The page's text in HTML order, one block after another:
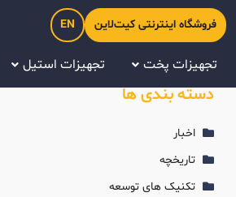
فروشگاه اینترنتی کیت‌لاین EN
تجهیزات پخت تجهیزات استیل
دسته بندی ها
اخبار
تاریخچه
تکنیک های توسعه